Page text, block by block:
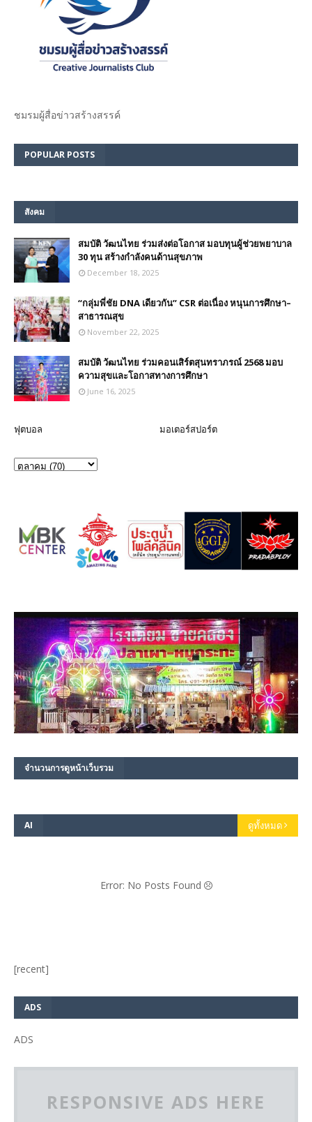
ชมรม​ผู้สื่อข่าวสร้างสรรค์​
POPULAR POSTS
สังคม
สมบัติ วัฒนไทย ร่วมส่งต่อโอกาส มอบทุนผู้ช่วยพยาบาล
30 ทุน สร้างกำลังคนด้านสุขภาพ
December 18, 2025
“กลุ่มพี่ชัย DNA เดียวกัน” CSR ต่อเนื่อง หนุนการศึกษา–
สาธารณสุข
November 22, 2025
สมบัติ วัฒนไทย ร่วมคอนเสิร์ตสุนทราภรณ์ 2568 มอบ
ความสุขและโอกาสทางการศึกษา
June 16, 2025
ฟุตบอล มอเตอร์สปอร์ต
จำนวนการดูหน้าเว็บรวม
AI ดูทั้งหมด
Error: No Posts Found
[recent]
ADS
ADS
RESPONSIVE ADS HERE